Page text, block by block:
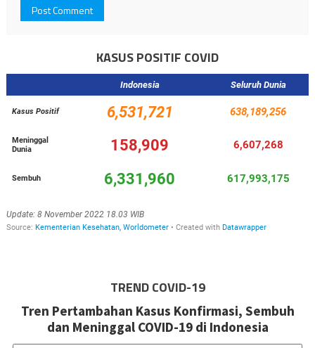
KASUS POSITIF COVID
TREND COVID-19